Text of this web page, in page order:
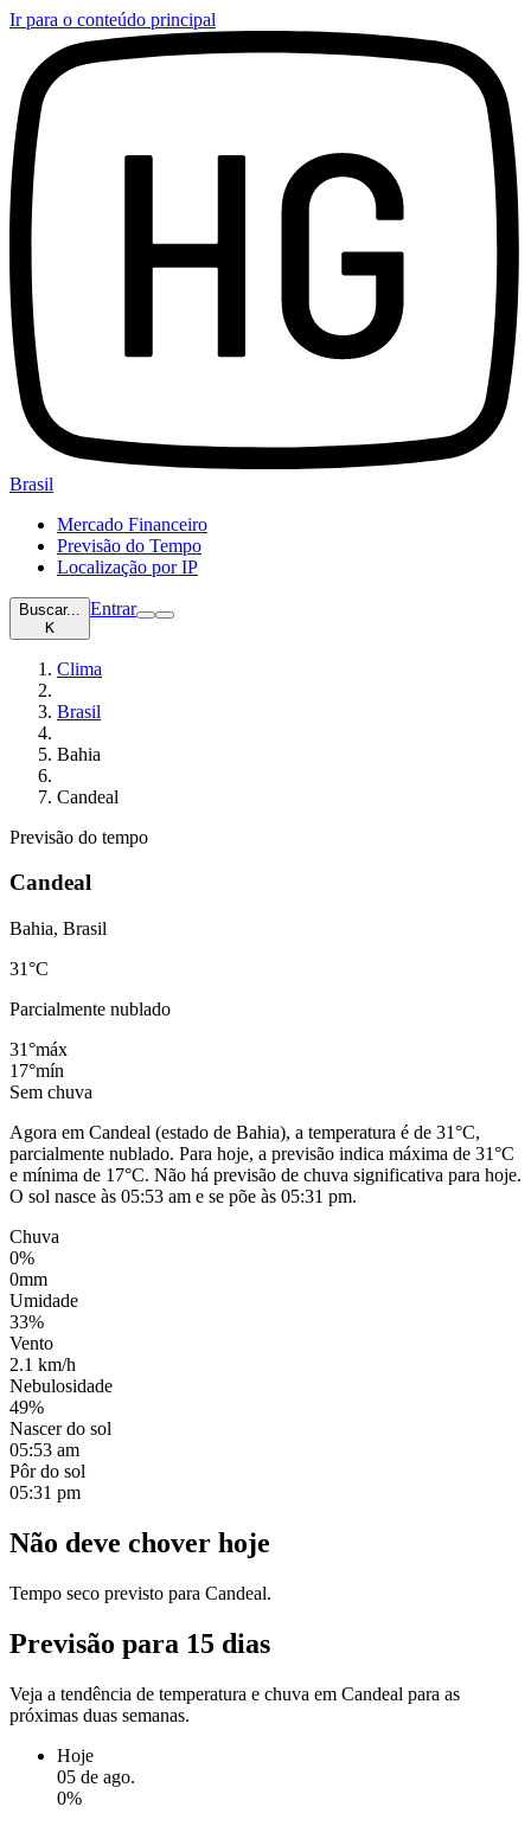
Ir para o conteúdo principal
Brasil
Mercado Financeiro
Previsão do Tempo
Localização por IP
Buscar...
K
Entrar
Clima
Brasil
Bahia
Candeal
Previsão do tempo
Candeal
Bahia, Brasil
31°C
Parcialmente nublado
31°máx
17°mín
Sem chuva
Agora em Candeal (estado de Bahia), a temperatura é de 31°C,
parcialmente nublado. Para hoje, a previsão indica máxima de 31°C
e mínima de 17°C. Não há previsão de chuva significativa para hoje.
O sol nasce às 05:53 am e se põe às 05:31 pm.
Chuva
0%
0mm
Umidade
33%
Vento
2.1 km/h
Nebulosidade
49%
Nascer do sol
05:53 am
Pôr do sol
05:31 pm
Não deve chover hoje
Tempo seco previsto para Candeal.
Previsão para 15 dias
Veja a tendência de temperatura e chuva em Candeal para as
próximas duas semanas.
Hoje
05 de ago.
0%